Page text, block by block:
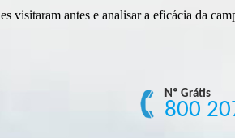
visitaram antes e analisar a eficácia da
Nº Grátis
800